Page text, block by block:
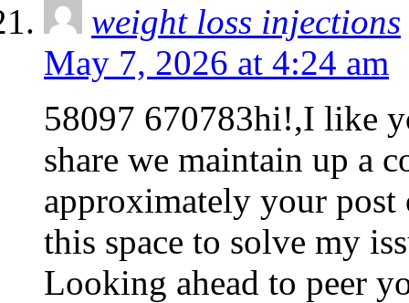
weight loss injections
May 7, 2026 at 4:24 am
58097 670783hi!,I like
share we maintain up a
approximately your
this space to solve my
Looking ahead to peer